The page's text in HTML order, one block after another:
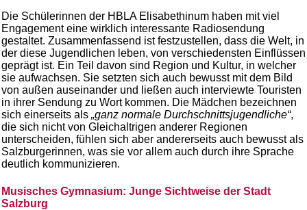
Die Schülerinnen der HBLA Elisabethinum haben mit viel
Engagement eine wirklich interessante Radiosendung
gestaltet. Zusammenfassend ist festzustellen, dass die Welt, in
der diese Jugendlichen leben, von verschiedensten Einflüssen
geprägt ist. Ein Teil davon sind Region und Kultur, in welcher
sie aufwachsen. Sie setzten sich auch bewusst mit dem Bild
von außen auseinander und ließen auch interviewte Touristen
in ihrer Sendung zu Wort kommen. Die Mädchen bezeichnen
sich einerseits als „ganz normale Durchschnittsjugendliche“,
die sich nicht von Gleichaltrigen anderer Regionen
unterscheiden, fühlen sich aber andererseits auch bewusst als
Salzburgerinnen, was sie vor allem auch durch ihre Sprache
deutlich kommunizieren.
Musisches Gymnasium: Junge Sichtweise der Stadt
Salzburg